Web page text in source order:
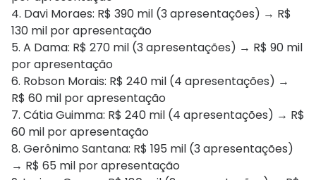
4. Davi Moraes: R$ 390 mil (3 apresentações) → R$
130 mil por apresentação
5. A Dama: R$ 270 mil (3 apresentações) → R$ 90 mil
por apresentação
6. Robson Morais: R$ 240 mil (4 apresentações) →
R$ 60 mil por apresentação
7. Cátia Guimma: R$ 240 mil (4 apresentações) → R$
60 mil por apresentação
8. Gerônimo Santana: R$ 195 mil (3 apresentações)
→ R$ 65 mil por apresentação